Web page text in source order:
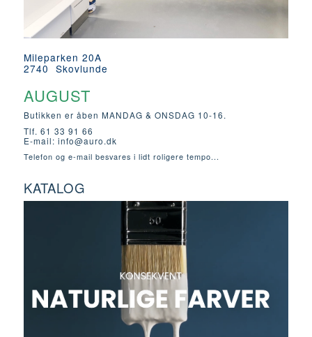
Mileparken 20A
2740 Skovlunde
AUGUST
Butikken er åben MANDAG & ONSDAG 10-16.
Tlf. 61 33 91 66
E-mail: info@auro.dk
Telefon og e-mail besvares i lidt roligere tempo...
KATALOG